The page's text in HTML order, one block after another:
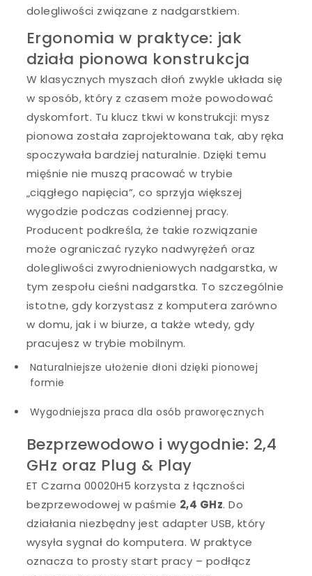
dolegliwości związane z nadgarstkiem.
Ergonomia w praktyce: jak
działa pionowa konstrukcja
W klasycznych myszach dłoń zwykle układa się
w sposób, który z czasem może powodować
dyskomfort. Tu klucz tkwi w konstrukcji: mysz
pionowa została zaprojektowana tak, aby ręka
spoczywała bardziej naturalnie. Dzięki temu
mięśnie nie muszą pracować w trybie
„ciągłego napięcia”, co sprzyja większej
wygodzie podczas codziennej pracy.
Producent podkreśla, że takie rozwiązanie
może ograniczać ryzyko nadwyrężeń oraz
dolegliwości zwyrodnieniowych nadgarstka, w
tym zespołu cieśni nadgarstka. To szczególnie
istotne, gdy korzystasz z komputera zarówno
w domu, jak i w biurze, a także wtedy, gdy
pracujesz w trybie mobilnym.
Naturalniejsze ułożenie dłoni dzięki pionowej
formie
Wygodniejsza praca dla osób praworęcznych
Bezprzewodowo i wygodnie: 2,4
GHz oraz Plug & Play
ET Czarna 00020H5 korzysta z łączności
bezprzewodowej w paśmie 2,4 GHz. Do
działania niezbędny jest adapter USB, który
wysyła sygnał do komputera. W praktyce
oznacza to prosty start pracy – podłącz